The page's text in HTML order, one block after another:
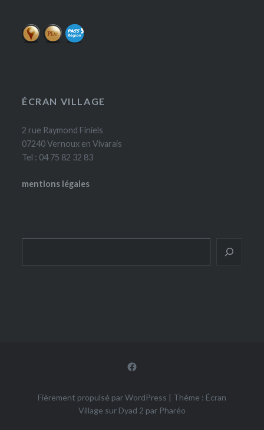
ÉCRAN VILLAGE
2 rue Raymond Finiels
07240 Vernoux en Vivarais
Tel : 04 75 82 32 83
mentions légales
Facebook
Fièrement propulsé par WordPress | Thème : Écran
Village sur Dyad 2 par Pharéo